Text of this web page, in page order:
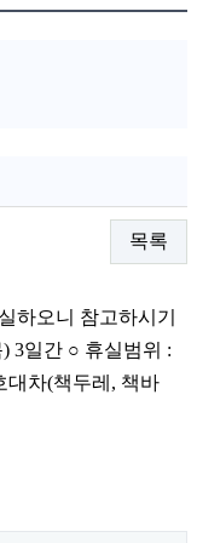
목록
하오니 참고하시기
3일간 ○ 휴실범위 :
대차(책두레, 책바